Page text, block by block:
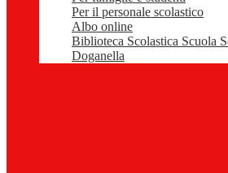
Per il personale scolastico
Albo online
Biblioteca Scolastica Scuola
Doganella